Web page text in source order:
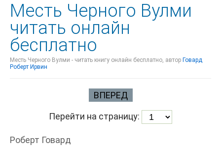
Месть Черного Вулми
читать онлайн
бесплатно
Месть Черного Вулми - читать книгу онлайн бесплатно, автор Говард
Роберт Ирвин
ВПЕРЕД
Перейти на страницу:
Роберт Говард